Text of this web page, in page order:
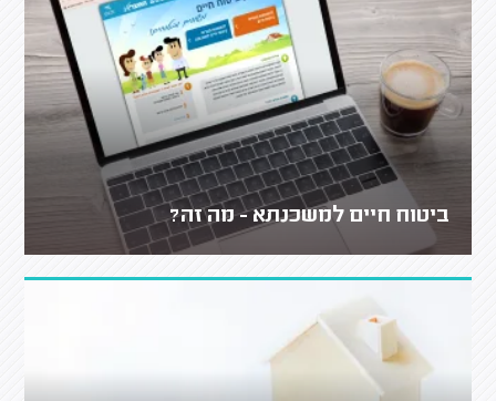
ביטוח חיים למשכנתא - מה זה?